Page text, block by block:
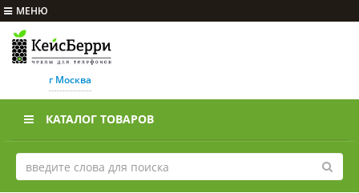
МЕНЮ
г Москва
КАТАЛОГ ТОВАРОВ